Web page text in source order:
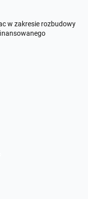
w zakresie rozbudowy